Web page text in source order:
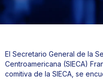
El Secretario General de la
Centroamericana (SIECA)
comitiva de la SIECA, se